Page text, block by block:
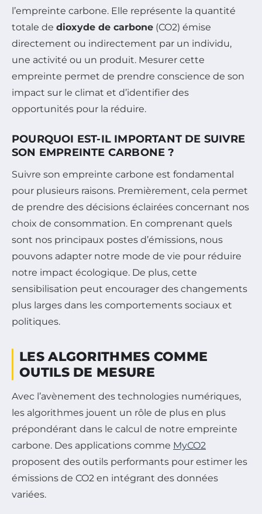
l’empreinte carbone. Elle représente la quantité
totale de dioxyde de carbone (CO2) émise
directement ou indirectement par un individu,
une activité ou un produit. Mesurer cette
empreinte permet de prendre conscience de son
impact sur le climat et d’identifier des
opportunités pour la réduire.
POURQUOI EST-IL IMPORTANT DE SUIVRE
SON EMPREINTE CARBONE ?
Suivre son empreinte carbone est fondamental
pour plusieurs raisons. Premièrement, cela permet
de prendre des décisions éclairées concernant nos
choix de consommation. En comprenant quels
sont nos principaux postes d’émissions, nous
pouvons adapter notre mode de vie pour réduire
notre impact écologique. De plus, cette
sensibilisation peut encourager des changements
plus larges dans les comportements sociaux et
politiques.
LES ALGORITHMES COMME
OUTILS DE MESURE
Avec l’avènement des technologies numériques,
les algorithmes jouent un rôle de plus en plus
prépondérant dans le calcul de notre empreinte
carbone. Des applications comme MyCO2
proposent des outils performants pour estimer les
émissions de CO2 en intégrant des données
variées.